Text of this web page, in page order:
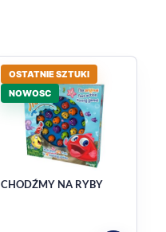
OSTATNIE SZTUKI
NOWOSC
CHODŹMY NA RYBY